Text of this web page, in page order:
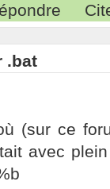
.bat
(sur ce
avec